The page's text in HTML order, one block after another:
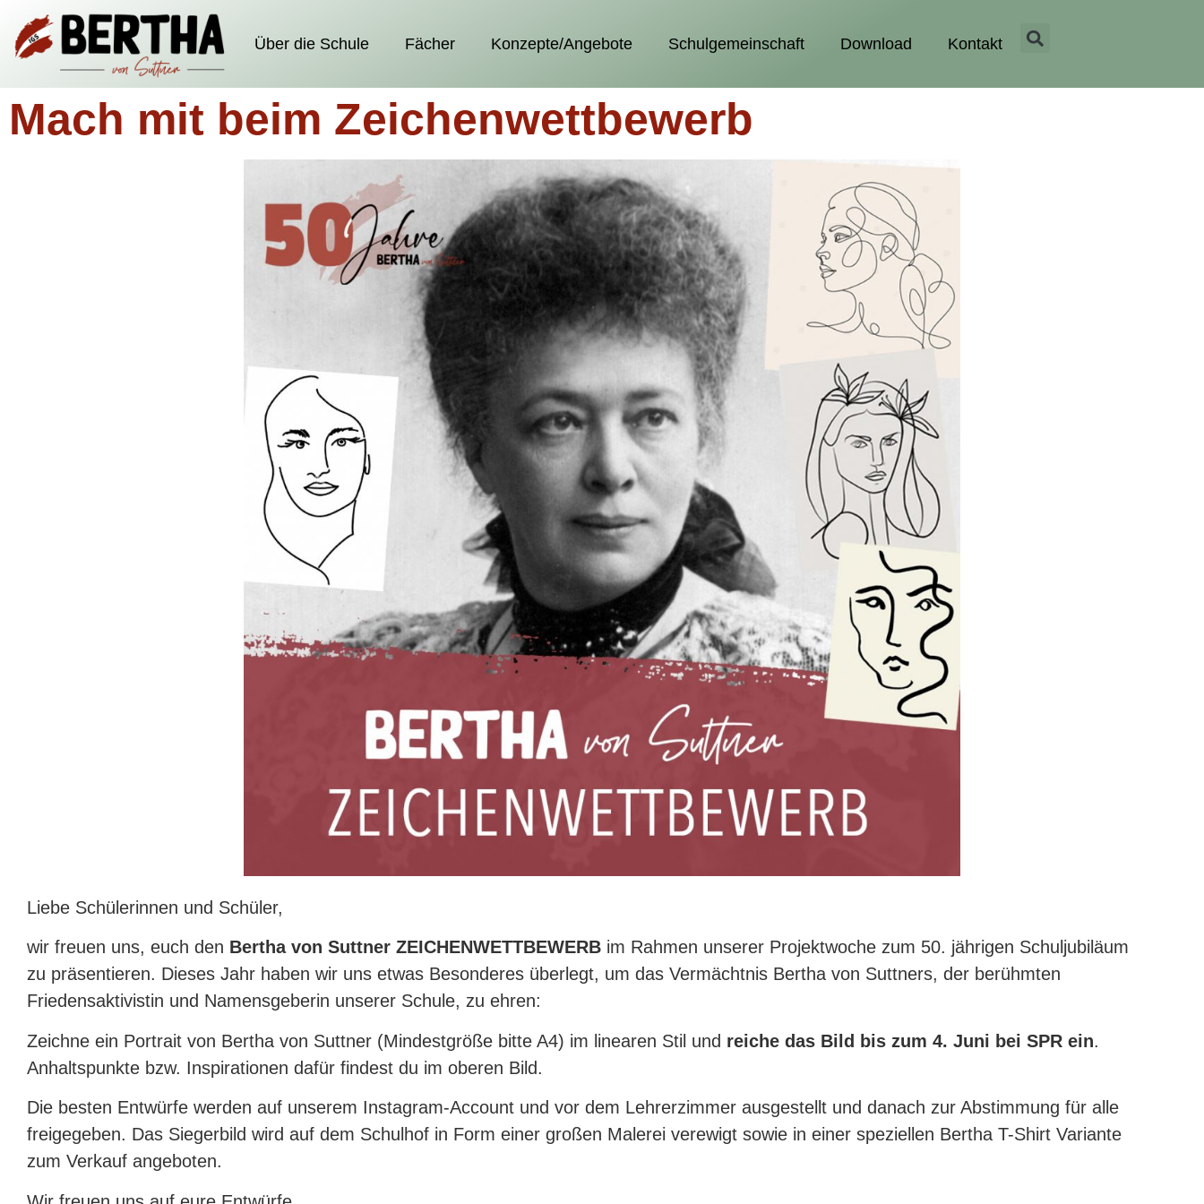
Über die Schule Fächer Konzepte/Angebote Schulgemeinschaft Download Kontakt
Mach mit beim Zeichenwettbewerb
Liebe Schülerinnen und Schüler,
wir freuen uns, euch den Bertha von Suttner ZEICHENWETTBEWERB im Rahmen unserer Projektwoche zum 50. jährigen Schuljubiläum
zu präsentieren. Dieses Jahr haben wir uns etwas Besonderes überlegt, um das Vermächtnis Bertha von Suttners, der berühmten
Friedensaktivistin und Namensgeberin unserer Schule, zu ehren:
Zeichne ein Portrait von Bertha von Suttner (Mindestgröße bitte A4) im linearen Stil und reiche das Bild bis zum 4. Juni bei SPR ein.
Anhaltspunkte bzw. Inspirationen dafür findest du im oberen Bild.
Die besten Entwürfe werden auf unserem Instagram-Account und vor dem Lehrerzimmer ausgestellt und danach zur Abstimmung für alle
freigegeben. Das Siegerbild wird auf dem Schulhof in Form einer großen Malerei verewigt sowie in einer speziellen Bertha T-Shirt Variante
zum Verkauf angeboten.